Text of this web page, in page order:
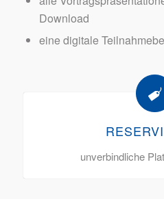
Download
eine digitale
unverbindliche